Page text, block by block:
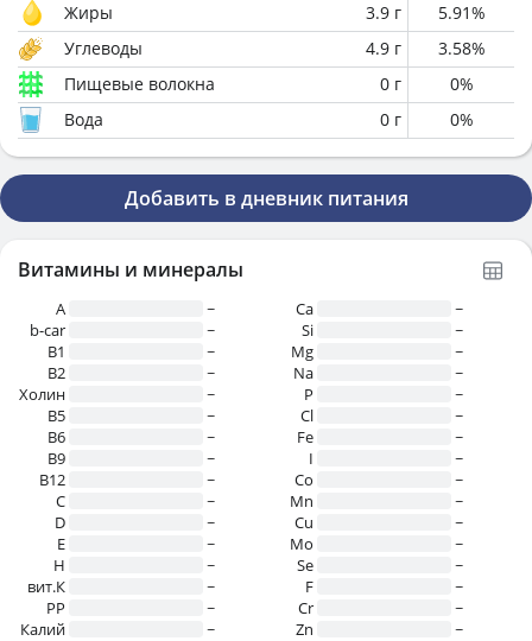
Жиры
3.9 г 5.91%
Углеводы
4.9 г 3.58%
Пищевые волокна
0 г 0%
Вода
0 г 0%
Добавить в дневник питания
Витамины и минералы
A
~
b-car
~
В1
~
B2
~
Холин
~
B5
~
B6
~
B9
~
B12
~
C
~
D
~
E
~
H
~
вит.К
~
PP
~
Калий
~
Ca
~
Si
~
Mg
~
Na
~
P
~
Cl
~
Fe
~
I
~
Co
~
Mn
~
Cu
~
Mo
~
Se
~
F
~
Cr
~
Zn
~